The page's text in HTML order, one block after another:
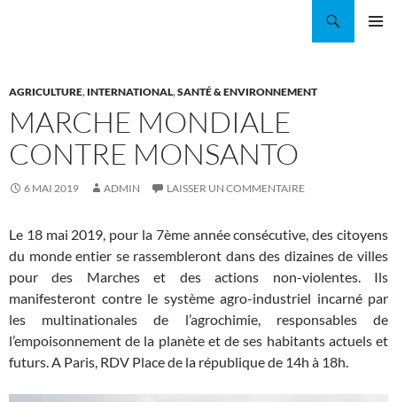
AGRICULTURE, INTERNATIONAL,SANTÉ & ENVIRONNEMENT
MARCHE MONDIALE
CONTRE MONSANTO
6 MAI 2019 ADMIN LAISSER UN COMMENTAIRE
Le 18 mai 2019, pour la 7ème année consécutive, des citoyens
du monde entier se rassembleront dans des dizaines de villes
pour des Marches et des actions non-violentes. Ils
manifesteront contre le système agro-industriel incarné par
les multinationales de l’agrochimie, responsables de
l’empoisonnement de la planète et de ses habitants actuels et
futurs. A Paris, RDV Place de la république de 14h à 18h.